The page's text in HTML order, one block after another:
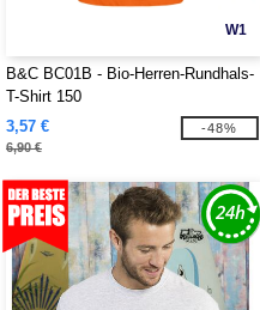
W1
B&C BC01B - Bio-Herren-Rundhals-
T-Shirt 150
3,57 €
6,90 €
-48%